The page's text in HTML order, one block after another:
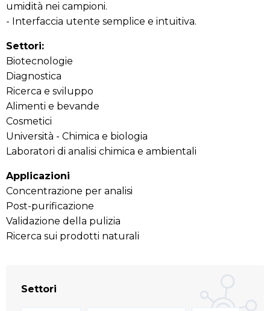
umidità nei campioni.
- Interfaccia utente semplice e intuitiva.
Settori:
Biotecnologie
Diagnostica
Ricerca e sviluppo
Alimenti e bevande
Cosmetici
Università - Chimica e biologia
Laboratori di analisi chimica e ambientali
Applicazioni
Concentrazione per analisi
Post-purificazione
Validazione della pulizia
Ricerca sui prodotti naturali
Settori